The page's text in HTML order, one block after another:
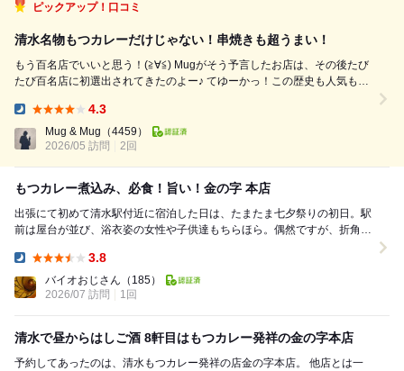
ピックアップ！口コミ
清水名物もつカレーだけじゃない！串焼きも超うまい！
もう百名店でいいと思う！(≧∀≦) Mugがそう予言したお店は、その後たび
たび百名店に初選出されてきたのよー♪ てゆーかっ！この歴史も人気もあ
となる♪ 、、てなわけで、清水の新規店舗の開拓をさしおいて、短...
4.3
Mug & Mug （4459）
2026/05 訪問
2回
もつカレー煮込み、必食！旨い！金の字 本店
出張にて初めて清水駅付近に宿泊した日は、たまたま七夕祭りの初日。駅
前は屋台が並び、浴衣姿の女性や子供達もちらほら。偶然ですが、折角な
3.8
バイオおじさん （185）
2026/07 訪問
1回
清水で昼からはしご酒 8軒目はもつカレー発祥の金の字本店
予約してあったのは、清水もつカレー発祥の店金の字本店。 他店とは一